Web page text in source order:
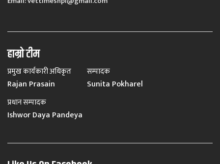
हाम्रो टीम
प्रमुख कार्यकारी अधिकृत
Rajan Prasain
सम्पादक
Sunita Pokharel
प्रधान सम्पादक
Ishwor Daya Pandeya